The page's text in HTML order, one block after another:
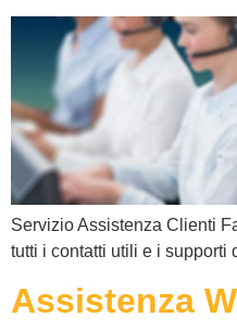
Servizio Assistenza Clienti
tutti i contatti utili e i supporti
Assistenza